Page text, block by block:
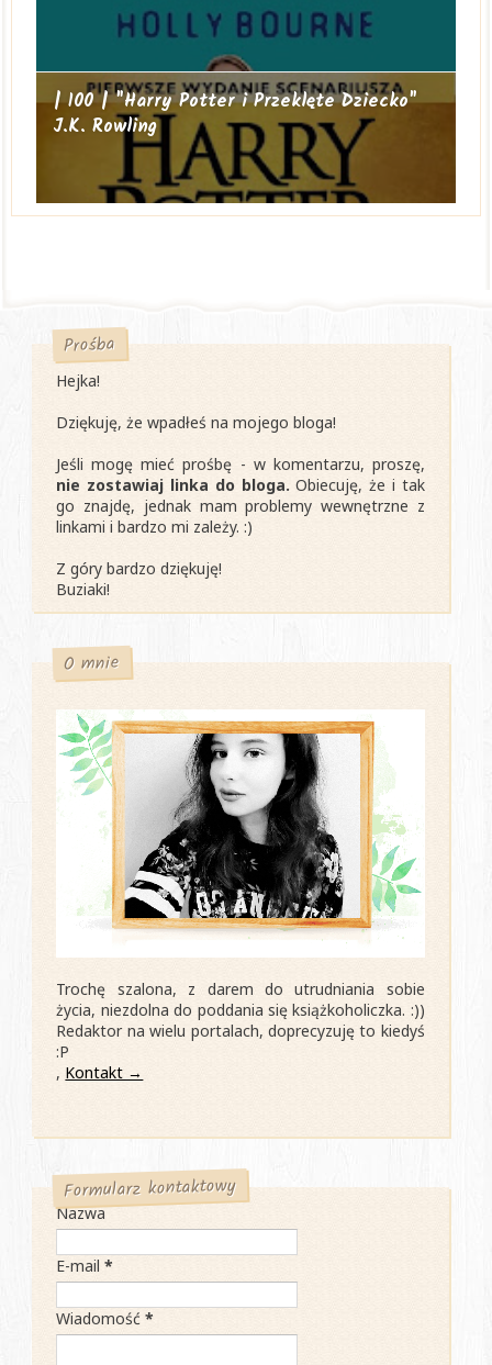
| 100 | "Harry Potter i Przeklęte Dziecko"
J.K. Rowling
Prośba
Hejka!
Dziękuję, że wpadłeś na mojego bloga!
Jeśli mogę mieć prośbę - w komentarzu, proszę,
nie zostawiaj linka do bloga. Obiecuję, że i tak
go znajdę, jednak mam problemy wewnętrzne z
linkami i bardzo mi zależy. :)
Z góry bardzo dziękuję!
Buziaki!
O mnie
Trochę szalona, z darem do utrudniania sobie
życia, niezdolna do poddania się książkoholiczka. :))
Redaktor na wielu portalach, doprecyzuję to kiedyś
:P
, Kontakt →
Formularz kontaktowy
Nazwa
E-mail*
Wiadomość*